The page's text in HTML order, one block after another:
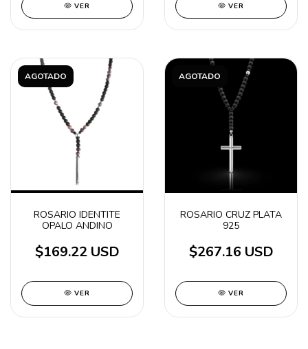
VER VER
AGOTADO
ROSARIO IDENTITE
OPALO ANDINO
$169.22 USD
VER
AGOTADO
ROSARIO CRUZ PLATA
925
$267.16 USD
VER